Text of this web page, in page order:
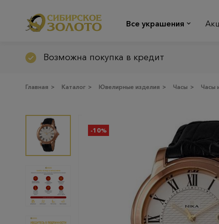
Все украшения
Возможна покупка в кредит
Главная > Каталог > Ювелирные изделия > Часы > Часы
-10%